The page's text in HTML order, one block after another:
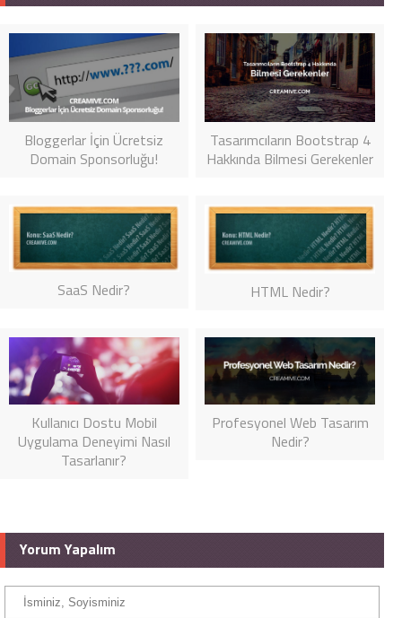
Bloggerlar İçin Ücretsiz
Domain Sponsorluğu!
Tasarımcıların Bootstrap 4
Hakkında Bilmesi Gerekenler
SaaS Nedir? HTML Nedir?
Kullanıcı Dostu Mobil
Uygulama Deneyimi Nasıl
Tasarlanır?
Profesyonel Web Tasarım
Nedir?
Yorum Yapalım